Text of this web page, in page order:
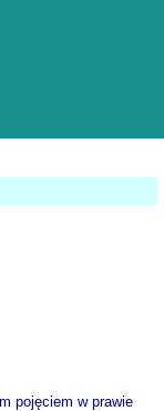
pojęciem w prawie